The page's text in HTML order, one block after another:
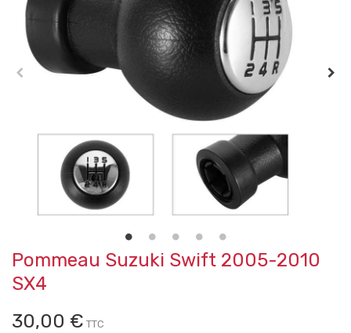
Pommeau Suzuki Swift 2005-2010
SX4
30,00 € TTC